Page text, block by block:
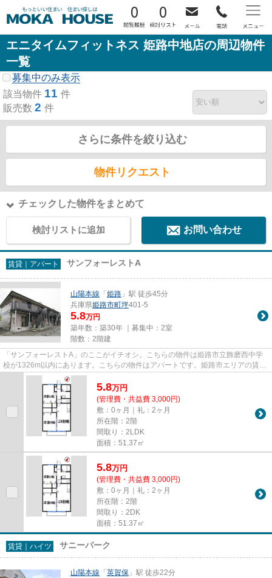
0 0
エニタイムフィットネス 姫路中地店の周辺物件
一覧
募集中のみ表示
該当物件 11 件
販売数 2 件
さらに条件を絞り込む
物件リクエスト
チェックした物件をまとめて
検討リストに追加 お問い合わせ
賃貸｜アパート サンフォーレストA
山陽本線 「姫路 」駅 徒歩45分
兵庫県姫路市町坪401-5
5.8万円
築年数：築30年 ｜募集中： 2室
階数：2階建
「サンフォーレストA」のここがイチオシ。こちらの物件は姫路市立飾磨西中学
校が1326m以内にあります。こちらの物件はアパートです。姫路市エリアの賃貸
物件探しは、地域密着の当社に...
5.8万円
(管理費・共益費 3,000円)
敷：0ヶ月｜礼：2ヶ月
所在階：2階
間取り：2LDK
面積：51.37㎡
5.8万円
(管理費・共益費 3,000円)
敷：0ヶ月｜礼：2ヶ月
所在階：2階
間取り：2DK
面積：51.37㎡
賃貸｜ハイツ サニーパーク
山陽本線 「英賀保 」駅 徒歩22分